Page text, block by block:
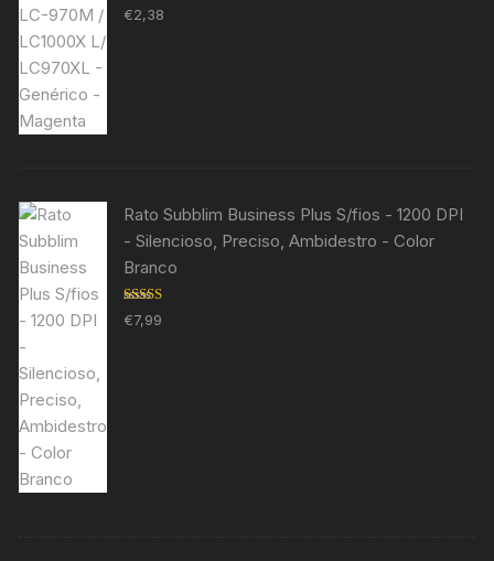
Avaliação
5.00de 5
€2,38
Rato Subblim Business Plus S/fios - 1200 DPI
- Silencioso, Preciso, Ambidestro - Color
Branco
Avaliação
5.00de 5
€7,99